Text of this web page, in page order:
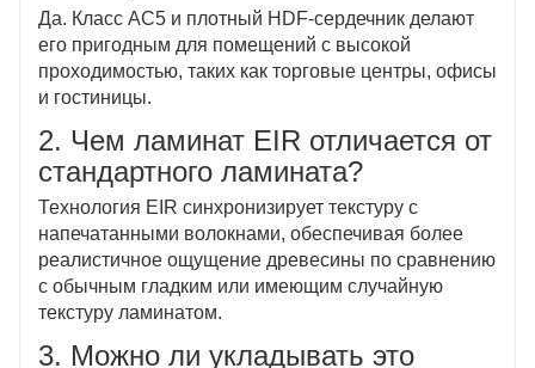
Да. Класс AC5 и плотный HDF-сердечник делают
его пригодным для помещений с высокой
проходимостью, таких как торговые центры, офисы
и гостиницы.
2. Чем ламинат EIR отличается от
стандартного ламината?
Технология EIR синхронизирует текстуру с
напечатанными волокнами, обеспечивая более
реалистичное ощущение древесины по сравнению
с обычным гладким или имеющим случайную
текстуру ламинатом.
3. Можно ли укладывать это